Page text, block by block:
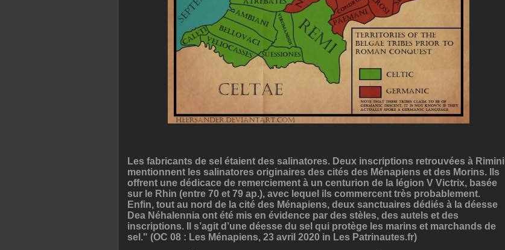
Les fabricants de sel étaient des salinatores. Deux inscriptions retrouvées à Rimini
mentionnent les salinatores originaires des cités des Ménapiens et des Morins. Ils
offrent une dédicace de remerciement à un centurion de la légion V Victrix, basée
sur le Rhin (entre 70 et 79 ap.), avec lequel ils commercent très probablement.
Enfin, tout au nord de la cité des Ménapiens, deux sanctuaires dédiés à la déesse
Dea Néhalennia ont été mis en évidence par des stèles, des autels et des
inscriptions. Il s’agit d’une déesse du sel qui protège les marins et marchands de
sel." (OC 08 : Les Ménapiens, 23 avril 2020 in Les Patrinautes.fr)